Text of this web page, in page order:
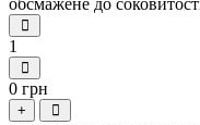
1
0 грн
+